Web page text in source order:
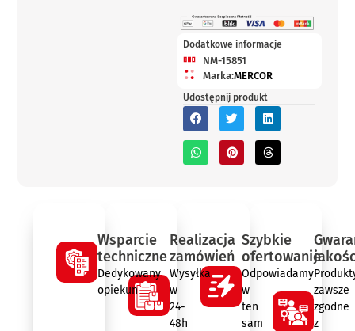
Dodatkowe informacje
NM-15851
Marka:MERCOR
Udostępnij produkt
Wsparcie
techniczne
Dedykowany
opiekun
Realizacja
zamówień
Wysyłka
w
24-
48h
Szybkie
ofertowanie
Odpowiadamy
w
ten
sam
zawsze
zgodne
z